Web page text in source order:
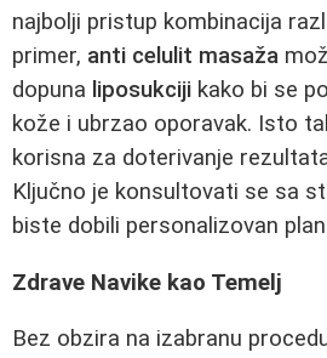
najbolji pristup kombinacija
primer, anti celulit masaža
dopuna liposukciji kako bi se
kože i ubrzao oporavak. Isto
korisna za doterivanje
Ključno je konsultovati se sa
biste dobili personalizovan
Zdrave Navike kao Temelj
Bez obzira na izabranu